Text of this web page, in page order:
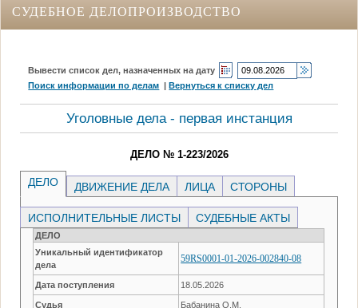
СУДЕБНОЕ ДЕЛОПРОИЗВОДСТВО
Вывести список дел, назначенных на дату
Поиск информации по делам |Вернуться к списку дел
Уголовные дела - первая инстанция
ДЕЛО № 1-223/2026
ДЕЛО ДВИЖЕНИЕ ДЕЛА ЛИЦА СТОРОНЫ
ИСПОЛНИТЕЛЬНЫЕ ЛИСТЫ СУДЕБНЫЕ АКТЫ
ДЕЛО
Уникальный идентификатор
дела
59RS0001-01-2026-002840-08
Дата поступления 18.05.2026
Судья Бабанина О.М.